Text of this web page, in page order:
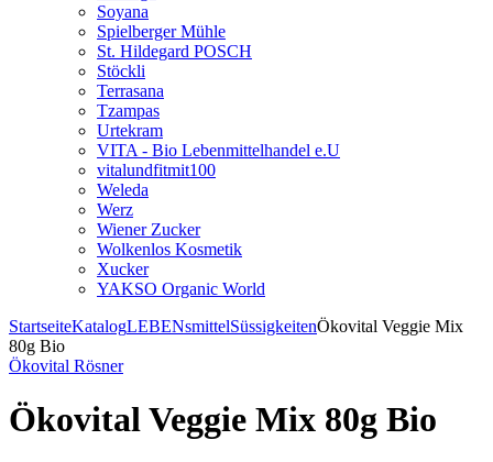
Soyana
Spielberger Mühle
St. Hildegard POSCH
Stöckli
Terrasana
Tzampas
Urtekram
VITA - Bio Lebenmittelhandel e.U
vitalundfitmit100
Weleda
Werz
Wiener Zucker
Wolkenlos Kosmetik
Xucker
YAKSO Organic World
StartseiteKatalogLEBENsmittelSüssigkeitenÖkovital Veggie Mix
80g Bio
Ökovital Rösner
Ökovital Veggie Mix 80g Bio